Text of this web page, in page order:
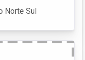
Norte Sul